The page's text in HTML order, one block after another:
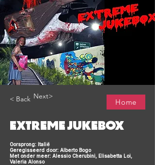
< Back Next>
Home
EXTREME JUKEBOX
Oorsprong: Italië
Geregisseerd door: Alberto Bogo
Met onder meer: Alessio Cherubini, Elisabetta Loi,
Valeria Alonso